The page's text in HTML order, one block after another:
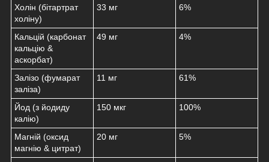
Холін (бітартрат
холіну)
33 мг 6%
Кальцій (карбонат
кальцію &
аскорбат)
49 мг 4%
Залізо (фумарат
заліза)
11 мг 61%
Йод (з йодиду
калію)
150 мкг 100%
Магній (оксид
магнію & цитрат)
20 мг 5%